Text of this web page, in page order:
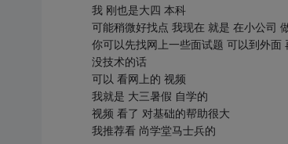
我 刚也是大四 本科
可能稍微好找点 我现在 就是 在小公司
你可以先找网上一些面试题 可以到外面
没技术的话
可以 看网上的 视频
我就是 大三暑假 自学的
视频 看了 对基础的帮助很大
我推荐看 尚学堂马士兵的